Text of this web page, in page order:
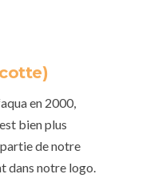
en 2000,
bien plus
de notre
dans notre logo.